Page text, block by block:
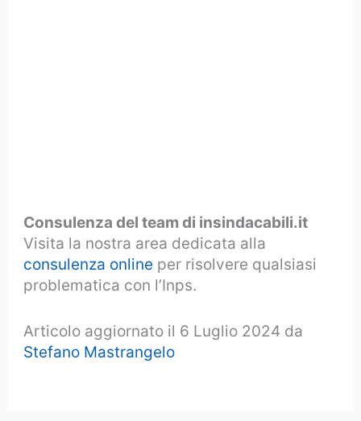
Consulenza del team di insindacabili.it
Visita la nostra area dedicata alla
consulenza online per risolvere qualsiasi
problematica con l’Inps.
Articolo aggiornato il 6 Luglio 2024 da
Stefano Mastrangelo